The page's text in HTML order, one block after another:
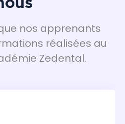
nos apprenants
réalisées au
Zedental.